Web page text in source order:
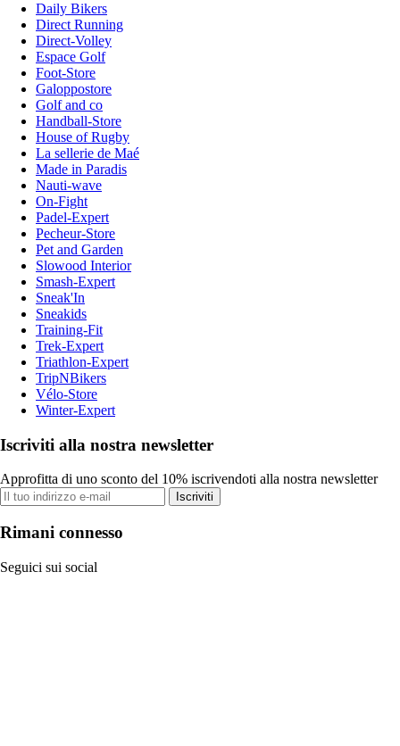
Daily Bikers
Direct Running
Direct-Volley
Espace Golf
Foot-Store
Galoppostore
Golf and co
Handball-Store
House of Rugby
La sellerie de Maé
Made in Paradis
Nauti-wave
On-Fight
Padel-Expert
Pecheur-Store
Pet and Garden
Slowood Interior
Smash-Expert
Sneak'In
Sneakids
Training-Fit
Trek-Expert
Triathlon-Expert
TripNBikers
Vélo-Store
Winter-Expert
Iscriviti alla nostra newsletter
Approfitta di uno sconto del 10% iscrivendoti alla nostra newsletter
Iscriviti
Rimani connesso
Seguici sui social